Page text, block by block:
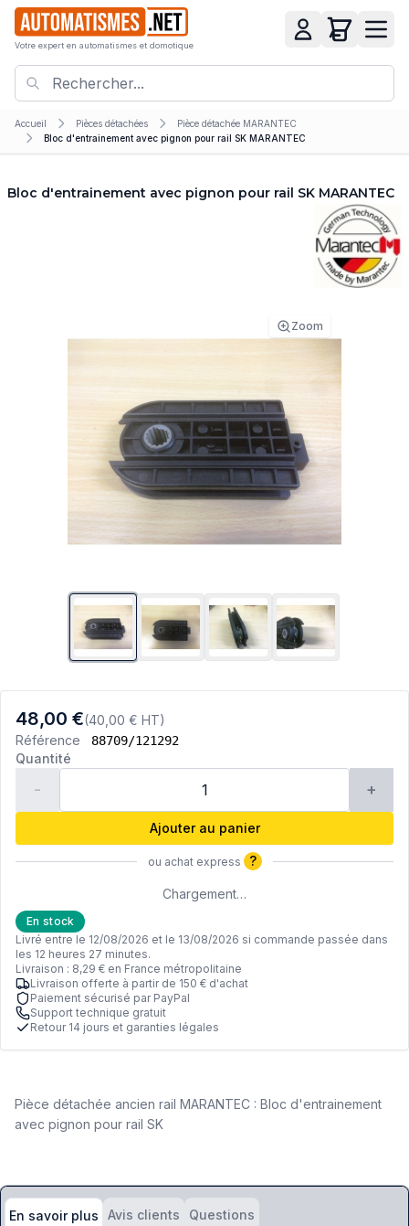
Votre expert en automatismes et domotique
Accueil Pièces détachées
Pièce détachée MARANTEC
Bloc d'entrainement avec pignon pour rail SK MARANTEC
Bloc d'entrainement avec pignon pour rail SK MARANTEC
Zoom
48,00 €(40,00 € HT)
Référence
88709/121292
Quantité
- +
Ajouter au panier
ou achat express ?
Chargement…
En stock
Livré entre le 12/08/2026 et le 13/08/2026 si commande passée dans
les 12 heures 27 minutes.
Livraison : 8,29 € en France métropolitaine
Livraison offerte à partir de 150 € d'achat
Paiement sécurisé par PayPal
Support technique gratuit
Retour 14 jours et garanties légales
Pièce détachée ancien rail MARANTEC : Bloc d'entrainement
avec pignon pour rail SK
En savoir plus Avis clients Questions